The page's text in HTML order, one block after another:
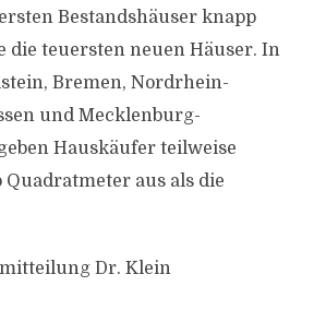
Bestandshäuser knapp
die teuersten neuen Häuser. In
Bremen, Nordrhein-
und Mecklenburg-
Hauskäufer teilweise
aus als die
Dr. Klein